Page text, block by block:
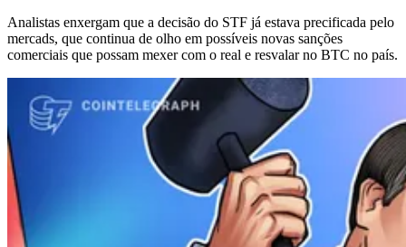
Analistas enxergam que a decisão do STF já estava precificada pelo
mercads, que continua de olho em possíveis novas sanções
comerciais que possam mexer com o real e resvalar no BTC no país.